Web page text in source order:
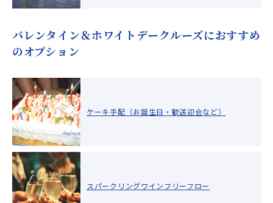
バレンタイン＆ホワイトデークルーズにおすすめ
のオプション
ケーキ手配（お誕生日・歓送迎会など）
スパークリングワインフリーフロー